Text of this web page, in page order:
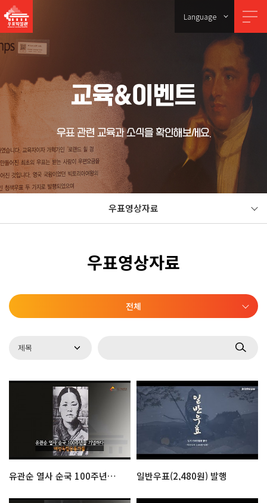
Language
교육&이벤트
우표 관련 교육과 소식을 확인해보세요.
우표영상자료
우표영상자료
전체
유관순 열사 순국 100주년을 기념하다 - 여성독립운동가들 일반우표(2,480원) 발행